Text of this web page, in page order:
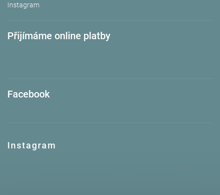
Instagram
Přijímáme online platby
Facebook
Instagram